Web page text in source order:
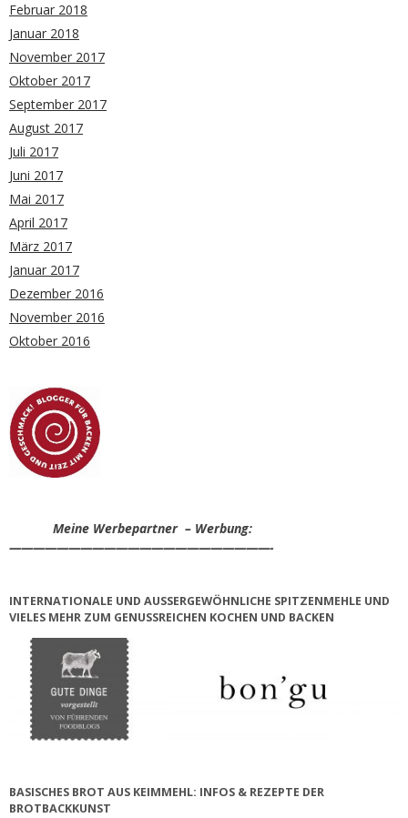
Februar 2018
Januar 2018
November 2017
Oktober 2017
September 2017
August 2017
Juli 2017
Juni 2017
Mai 2017
April 2017
März 2017
Januar 2017
Dezember 2016
November 2016
Oktober 2016
Meine Werbepartner – Werbung:
——————————————————————-
INTERNATIONALE UND AUSSERGEWÖHNLICHE SPITZENMEHLE UND V
IELES MEHR ZUM GENUSSREICHEN KOCHEN UND BACKEN
BASISCHES BROT AUS KEIMMEHL: INFOS & REZEPTE DER
BROTBACKKUNST